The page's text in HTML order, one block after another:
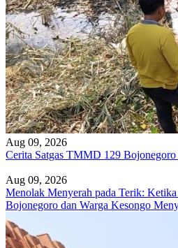
Aug 09, 2026
Cerita Satgas TMMD 129
Aug 09, 2026
Menolak Menyerah pada Terik:
Bojonegoro dan Warga Kesongo